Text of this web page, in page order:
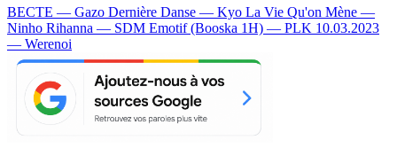
BECTE — Gazo Dernière Danse — Kyo La Vie Qu'on Mène —
Ninho Rihanna — SDM Emotif (Booska 1H) — PLK 10.03.2023
— Werenoi